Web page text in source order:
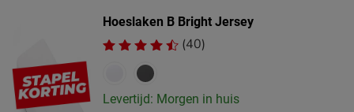
Hoeslaken B Bright Jersey
(40)
Levertijd: Morgen in huis